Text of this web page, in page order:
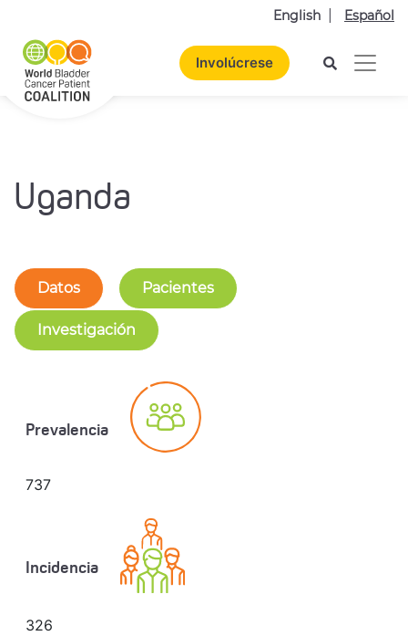
English Español
Involúcrese
Uganda
Datos Pacientes
Investigación
Prevalencia
737
Incidencia
326